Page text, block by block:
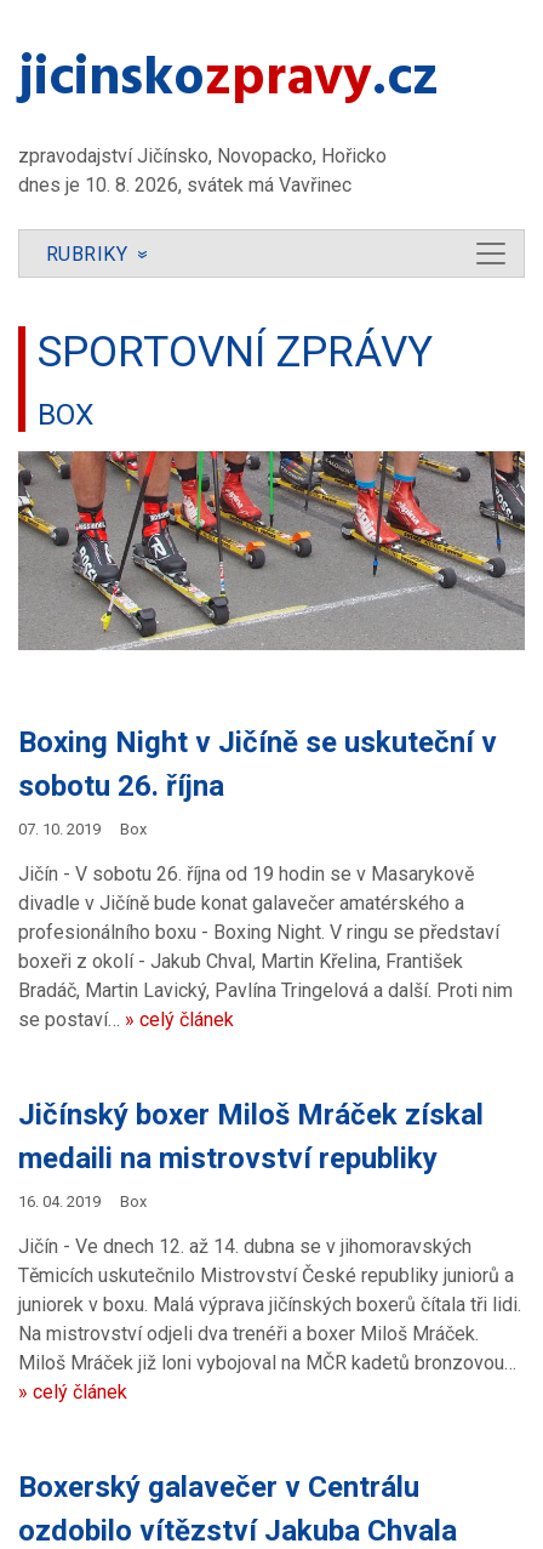
jicinsko​zpravy.cz
zpravodajství Jičínsko, Novopacko, Hořicko
dnes je 10. 8. 2026, svátek má Vavřinec
RUBRIKY »
SPORTOVNÍ ZPRÁVY
BOX
Boxing Night v Jičíně se uskuteční v
sobotu 26. října
07. 10. 2019 Box
Jičín - V sobotu 26. října od 19 hodin se v Masarykově
divadle v Jičíně bude konat galavečer amatérského a
profesionálního boxu - Boxing Night. V ringu se představí
boxeři z okolí - Jakub Chval, Martin Křelina, František
Bradáč, Martin Lavický, Pavlína Tringelová a další. Proti nim
se postaví… » celý článek
Jičínský boxer Miloš Mráček získal
medaili na mistrovství republiky
16. 04. 2019 Box
Jičín - Ve dnech 12. až 14. dubna se v jihomoravských
Těmicích uskutečnilo Mistrovství České republiky juniorů a
juniorek v boxu. Malá výprava jičínských boxerů čítala tři lidi.
Na mistrovství odjeli dva trenéři a boxer Miloš Mráček.
Miloš Mráček již loni vybojoval na MČR kadetů bronzovou…
» celý článek
Boxerský galavečer v Centrálu
ozdobilo vítězství Jakuba Chvala